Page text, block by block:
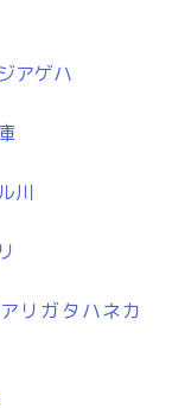
アゲハ
川
リガタハネカ